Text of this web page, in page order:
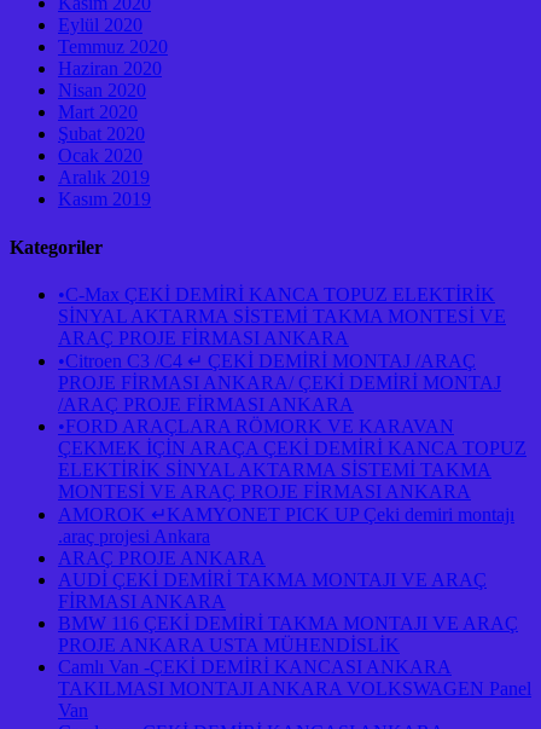
Eylül 2020
Temmuz 2020
Haziran 2020
Nisan 2020
Mart 2020
Şubat 2020
Ocak 2020
Aralık 2019
Kasım 2019
Kategoriler
•C-Max ÇEKİ DEMİRİ KANCA TOPUZ ELEKTİRİK
SİNYAL AKTARMA SİSTEMİ TAKMA MONTESİ VE
ARAÇ PROJE FİRMASI ANKARA
•Citroen C3 /C4 ↵ ÇEKİ DEMİRİ MONTAJ /ARAÇ
PROJE FİRMASI ANKARA/ ÇEKİ DEMİRİ MONTAJ
/ARAÇ PROJE FİRMASI ANKARA
•FORD ARAÇLARA RÖMORK VE KARAVAN
ÇEKMEK İÇİN ARAÇA ÇEKİ DEMİRİ KANCA TOPUZ
ELEKTİRİK SİNYAL AKTARMA SİSTEMİ TAKMA
MONTESİ VE ARAÇ PROJE FİRMASI ANKARA
AMOROK ↵KAMYONET PICK UP Çeki demiri montajı
.araç projesi Ankara
ARAÇ PROJE ANKARA
AUDİ ÇEKİ DEMİRİ TAKMA MONTAJI VE ARAÇ
FİRMASI ANKARA
BMW 116 ÇEKİ DEMİRİ TAKMA MONTAJI VE ARAÇ
PROJE ANKARA USTA MÜHENDİSLİK
Camlı Van -ÇEKİ DEMİRİ KANCASI ANKARA
TAKILMASI MONTAJI ANKARA VOLKSWAGEN Panel
Van